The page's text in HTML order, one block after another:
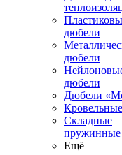
дюбели
дюбели
дюбели
Дюбели
Складные
пружинные
Ещё